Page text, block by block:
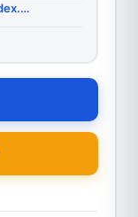
https://www.biscuit.kz/index.php?route=account/login